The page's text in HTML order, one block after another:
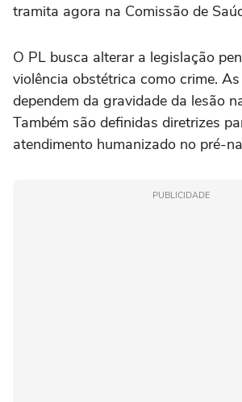
tramita agora na Comissão de
O PL busca alterar a legislação
violência obstétrica como crime.
dependem da gravidade da lesão
Também são definidas diretrizes
atendimento humanizado no pré-
PUBLICIDADE